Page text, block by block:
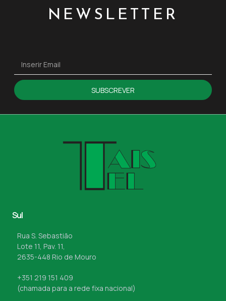
NEWSLETTER
SUBSCREVER
Sul
Rua S. Sebastião
Lote 11, Pav. 11,
2635-448 Rio de Mouro
+351 219 151 409
(chamada para a rede fixa nacional)